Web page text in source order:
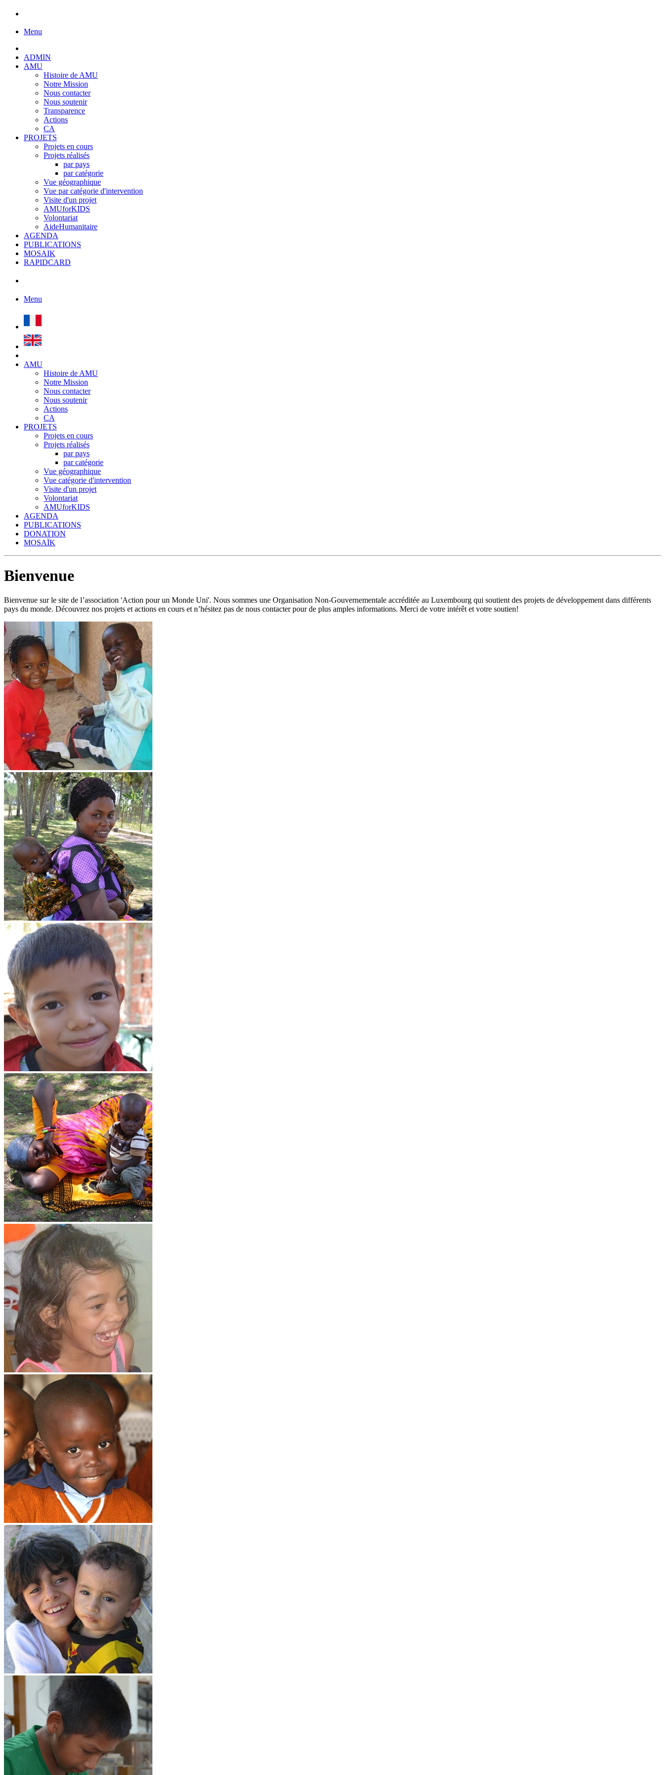
Menu
ADMIN
AMU
Histoire de AMU
Notre Mission
Nous contacter
Nous soutenir
Transparence
Actions
CA
PROJETS
Projets en cours
Projets réalisés
par pays
par catégorie
Vue géographique
Vue par catégorie d'intervention
Visite d'un projet
AMUforKIDS
Volontariat
AideHumanitaire
AGENDA
PUBLICATIONS
MOSAIK
RAPIDCARD
Menu
AMU
Histoire de AMU
Notre Mission
Nous contacter
Nous soutenir
Actions
CA
PROJETS
Projets en cours
Projets réalisés
par pays
par catégorie
Vue géographique
Vue catégorie d'intervention
Visite d'un projet
Volontariat
AMUforKIDS
AGENDA
PUBLICATIONS
DONATION
MOSAÏK
Bienvenue
Bienvenue sur le site de l’association 'Action pour un Monde Uni'. Nous sommes une Organisation Non-Gouvernementale accréditée au Luxembourg qui soutient des projets de développement dans différents
pays du monde. Découvrez nos projets et actions en cours et n’hésitez pas de nous contacter pour de plus amples informations. Merci de votre intérêt et votre soutien!